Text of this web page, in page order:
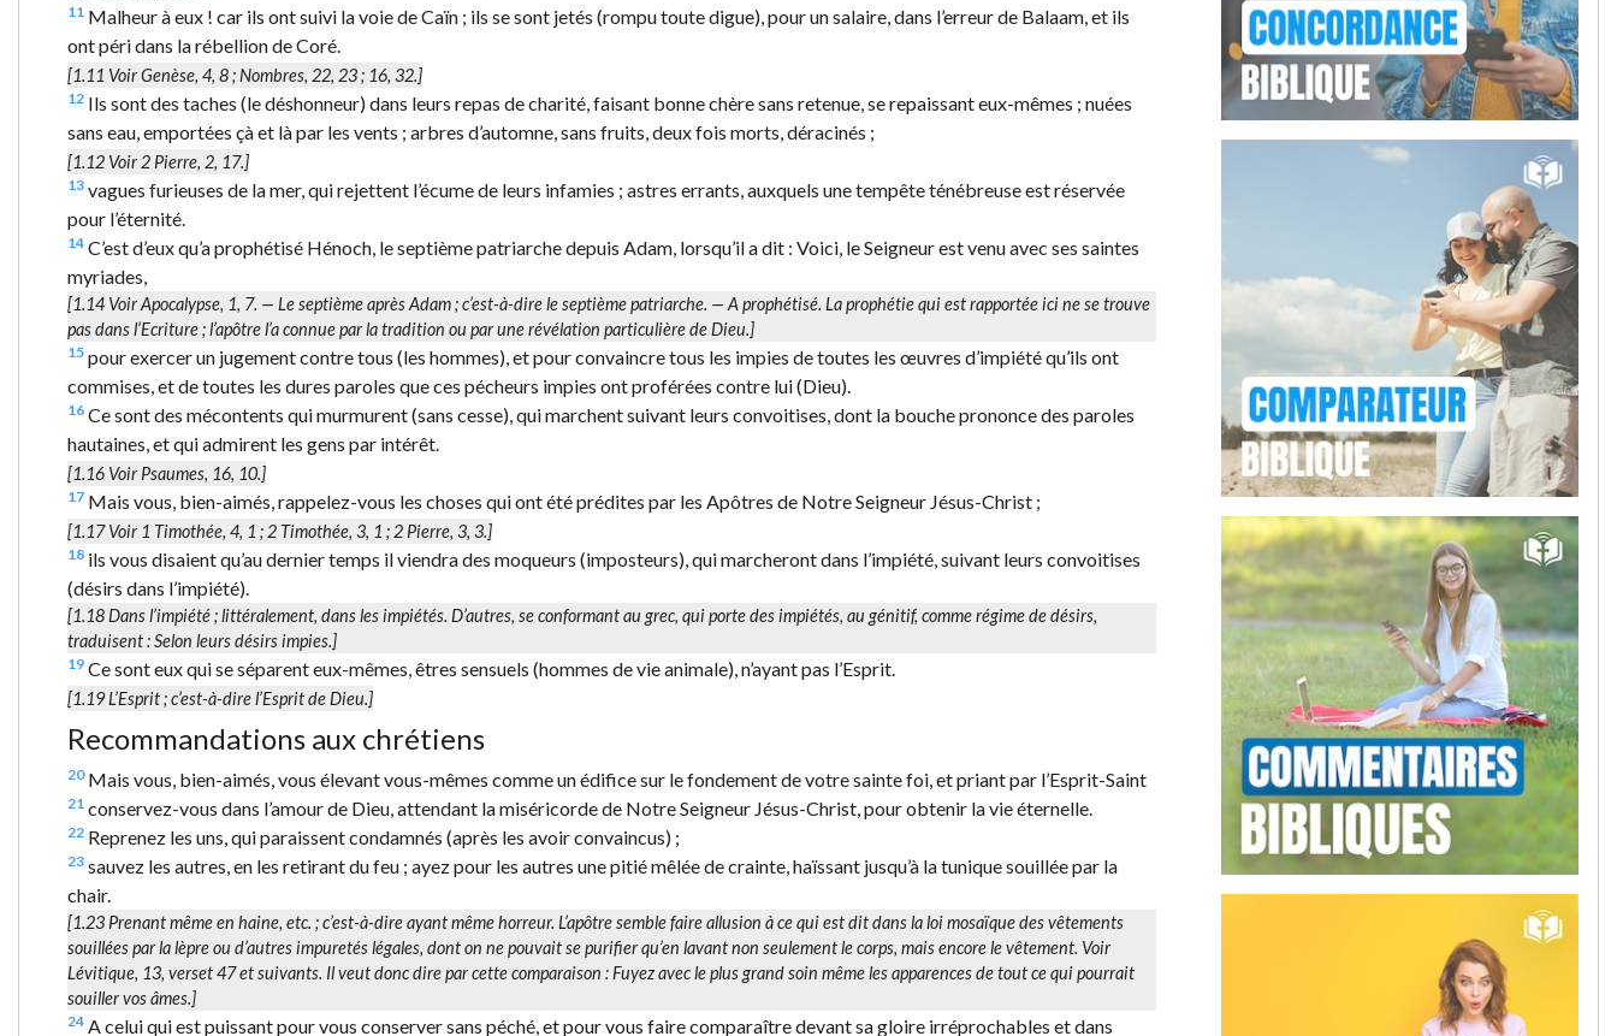
11 Malheur à eux ! car ils ont suivi la voie de Caïn ; ils se sont jetés (rompu toute digue), pour un salaire, dans l’erreur de Balaam, et ils
ont péri dans la rébellion de Coré.
[1.11 Voir Genèse, 4, 8 ; Nombres, 22, 23 ; 16, 32.]
12 Ils sont des taches (le déshonneur) dans leurs repas de charité, faisant bonne chère sans retenue, se repaissant eux-mêmes ; nuées
sans eau, emportées çà et là par les vents ; arbres d’automne, sans fruits, deux fois morts, déracinés ;
[1.12 Voir 2 Pierre, 2, 17.]
13 vagues furieuses de la mer, qui rejettent l’écume de leurs infamies ; astres errants, auxquels une tempête ténébreuse est réservée
pour l’éternité.
14 C’est d’eux qu’a prophétisé Hénoch, le septième patriarche depuis Adam, lorsqu’il a dit : Voici, le Seigneur est venu avec ses saintes
myriades,
[1.14 Voir Apocalypse, 1, 7. — Le septième après Adam; c’est-à-dire le septième patriarche. — A prophétisé. La prophétie qui est rapportée ici ne se trouve
pas dans l’Ecriture ; l’apôtre l’a connue par la tradition ou par une révélation particulière de Dieu.]
15 pour exercer un jugement contre tous (les hommes), et pour convaincre tous les impies de toutes les œuvres d’impiété qu’ils ont
commises, et de toutes les dures paroles que ces pécheurs impies ont proférées contre lui (Dieu).
16 Ce sont des mécontents qui murmurent (sans cesse), qui marchent suivant leurs convoitises, dont la bouche prononce des paroles
hautaines, et qui admirent les gens par intérêt.
[1.16 Voir Psaumes, 16, 10.]
17 Mais vous, bien-aimés, rappelez-vous les choses qui ont été prédites par les Apôtres de Notre Seigneur Jésus-Christ ;
[1.17 Voir 1 Timothée, 4, 1 ; 2 Timothée, 3, 1 ; 2 Pierre, 3, 3.]
18 ils vous disaient qu’au dernier temps il viendra des moqueurs (imposteurs), qui marcheront dans l’impiété, suivant leurs convoitises
(désirs dans l’impiété).
[1.18Dans l’impiété; littéralement, dans les impiétés. D’autres, se conformant au grec, qui portedes impiétés, au génitif, comme régime dedésirs,
traduisent :Selon leurs désirs impies.]
19 Ce sont eux qui se séparent eux-mêmes, êtres sensuels (hommes de vie animale), n’ayant pas l’Esprit.
[1.19L’Esprit; c’est-à-dire l’Esprit de Dieu.]
Recommandations aux chrétiens
20Mais vous, bien-aimés, vous élevant vous-mêmes comme un édifice sur le fondement de votre sainte foi, et priant par l’Esprit-Saint
21 conservez-vous dans l’amour de Dieu, attendant la miséricorde de Notre Seigneur Jésus-Christ, pour obtenir la vie éternelle.
22 Reprenez les uns, qui paraissent condamnés (après les avoir convaincus) ;
23 sauvez les autres, en les retirant du feu ; ayez pour les autres une pitié mêlée de crainte, haïssant jusqu’à la tunique souillée par la
chair.
[1.23 Prenant même en haine, etc. ; c’est-à-dire ayant même horreur. L’apôtre semble faire allusion à ce qui est dit dans la loi mosaïque des vêtements
souillées par la lèpre ou d’autres impuretés légales, dont on ne pouvait se purifier qu’en lavant non seulement le corps, mais encore le vêtement. Voir
Lévitique, 13, verset 47 et suivants. Il veut donc dire par cette comparaison : Fuyez avec le plus grand soin même les apparences de tout ce qui pourrait
souiller vos âmes.]
24 A celui qui est puissant pour vous conserver sans péché, et pour vous faire comparaître devant sa gloire irréprochables et dans